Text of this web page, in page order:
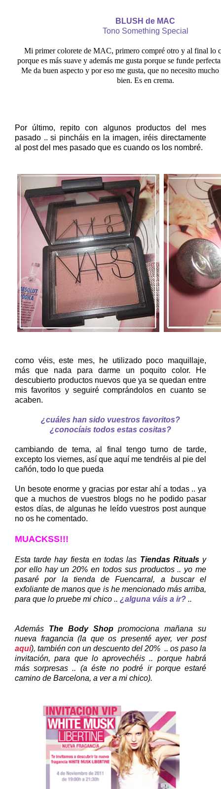
BLUSH de MAC
Tono Something Special
Mi primer colorete de MAC, primero compré otro y al final lo
porque es más suave y además me gusta porque se funde
Me da buen aspecto y por eso me gusta, que no necesito mucho
bien. Es en crema.
Por último, repito con algunos productos del mes
pasado .. si pincháis en la imagen, iréis directamente
al post del mes pasado que es cuando os los nombré.
como véis, este mes, he utilizado poco maquillaje,
más que nada para darme un poquito color. He
descubierto productos nuevos que ya se quedan entre
mis favoritos y seguiré comprándolos en cuanto se
acaben.
¿cuáles han sido vuestros favoritos?
¿conocíais todos estas cositas?
cambiando de tema, al final tengo turno de tarde,
excepto los viernes, así que aquí me tendréis al pie del
cañón, todo lo que pueda
Un besote enorme y gracias por estar ahí a todas .. ya
que a muchos de vuestros blogs no he podido pasar
estos días, de algunas he leído vuestros post aunque
no os he comentado.
MUACKSS!!!
Esta tarde hay fiesta en todas las Tiendas Ritualsy
por ello hay un 20% en todos sus productos .. yo me
pasaré por la tienda de Fuencarral, a buscar el
exfoliante de manos que is he mencionado más arriba,
para que lo pruebe mi chico .. ¿alguna váis a ir? ..
Además The Body Shoppromociona mañana su
nueva fragancia (la que os presenté ayer, ver post
aquí), también con un descuento del 20% .. os paso la
invitación, para que lo aprovechéis .. porque habrá
más sorpresas .. (a éste no podré ir porque estaré
camino de Barcelona, a ver a mi chico).